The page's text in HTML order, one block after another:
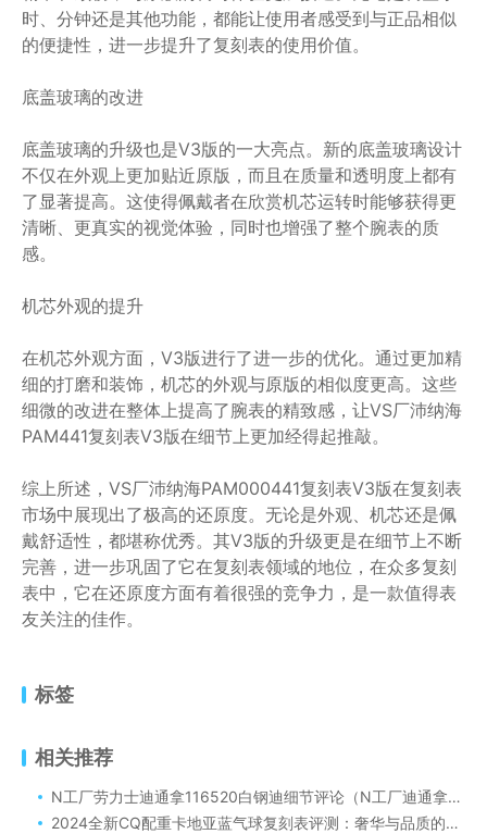
时、分钟还是其他功能，都能让使用者感受到与正品相似
的便捷性，进一步提升了复刻表的使用价值。
底盖玻璃的改进
底盖玻璃的升级也是V3版的一大亮点。新的底盖玻璃设计
不仅在外观上更加贴近原版，而且在质量和透明度上都有
了显著提高。这使得佩戴者在欣赏机芯运转时能够获得更
清晰、更真实的视觉体验，同时也增强了整个腕表的质
感。
机芯外观的提升
在机芯外观方面，V3版进行了进一步的优化。通过更加精
细的打磨和装饰，机芯的外观与原版的相似度更高。这些
细微的改进在整体上提高了腕表的精致感，让VS厂沛纳海
PAM441复刻表V3版在细节上更加经得起推敲。
综上所述，VS厂沛纳海PAM000441复刻表V3版在复刻表
市场中展现出了极高的还原度。无论是外观、机芯还是佩
戴舒适性，都堪称优秀。其V3版的升级更是在细节上不断
完善，进一步巩固了它在复刻表领域的地位，在众多复刻
表中，它在还原度方面有着很强的竞争力，是一款值得表
友关注的佳作。
标签
相关推荐
N工厂劳力士迪通拿116520白钢迪细节评论（N工厂迪通拿质量如何？）
2024全新CQ配重卡地亚蓝气球复刻表评测：奢华与品质的完美交融